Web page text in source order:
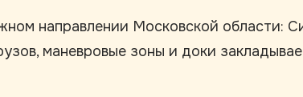
направлении Московской области:
маневровые зоны и доки